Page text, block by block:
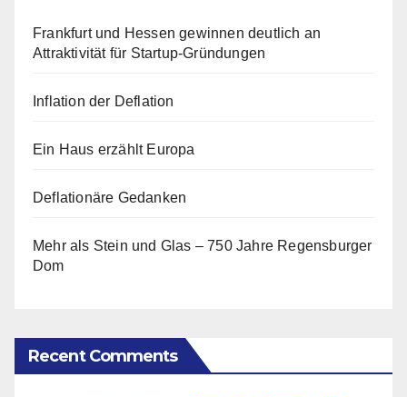
Frankfurt und Hessen gewinnen deutlich an
Attraktivität für Startup-Gründungen
Inflation der Deflation
Ein Haus erzählt Europa
Deflationäre Gedanken
Mehr als Stein und Glas – 750 Jahre Regensburger
Dom
Recent Comments